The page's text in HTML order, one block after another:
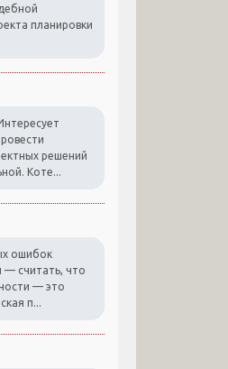
планировки
решений
Коте...
ошибок
— считать, что
— это
п...